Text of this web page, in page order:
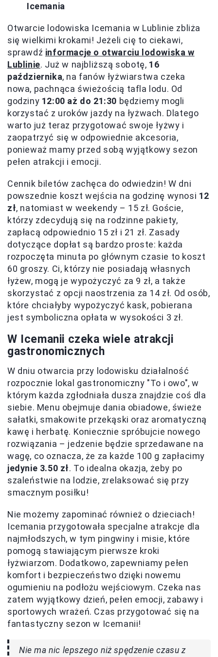
Icemania
Otwarcie lodowiska Icemania w Lublinie zbliża
się wielkimi krokami! Jeżeli cię to ciekawi,
sprawdź informacje o otwarciu lodowiska w
Lublinie. Już w najbliższą sobotę, 16
października, na fanów łyżwiarstwa czeka
nowa, pachnąca świeżością tafla lodu. Od
godziny 12:00 aż do 21:30 będziemy mogli
korzystać z uroków jazdy na łyżwach. Dlatego
warto już teraz przygotować swoje łyżwy i
zaopatrzyć się w odpowiednie akcesoria,
ponieważ mamy przed sobą wyjątkowy sezon
pełen atrakcji i emocji.
Cennik biletów zachęca do odwiedzin! W dni
powszednie koszt wejścia na godzinę wynosi 12
zł, natomiast w weekendy – 15 zł. Goście,
którzy zdecydują się na rodzinne pakiety,
zapłacą odpowiednio 15 zł i 21 zł. Zasady
dotyczące dopłat są bardzo proste: każda
rozpoczęta minuta po głównym czasie to koszt
60 groszy. Ci, którzy nie posiadają własnych
łyżew, mogą je wypożyczyć za 9 zł, a także
skorzystać z opcji naostrzenia za 14 zł. Od osób,
które chciałyby wypożyczyć kask, pobierana
jest symboliczna opłata w wysokości 3 zł.
W Icemanii czeka wiele atrakcji
gastronomicznych
W dniu otwarcia przy lodowisku działalność
rozpocznie lokal gastronomiczny "To i owo", w
którym każda zgłodniała dusza znajdzie coś dla
siebie. Menu obejmuje dania obiadowe, świeże
sałatki, smakowite przekąski oraz aromatyczną
kawę i herbatę. Koniecznie spróbujcie nowego
rozwiązania – jedzenie będzie sprzedawane na
wagę, co oznacza, że za każde 100 g zapłacimy
jedynie 3.50 zł. To idealna okazja, żeby po
szaleństwie na lodzie, zrelaksować się przy
smacznym posiłku!
Nie możemy zapominać również o dzieciach!
Icemania przygotowała specjalne atrakcje dla
najmłodszych, w tym pingwiny i misie, które
pomogą stawiającym pierwsze kroki
łyżwiarzom. Dodatkowo, zapewniamy pełen
komfort i bezpieczeństwo dzięki nowemu
ogumieniu na podłożu wejściowym. Czeka nas
zatem wyjątkowy dzień, pełen emocji, zabawy i
sportowych wrażeń. Czas przygotować się na
fantastyczny sezon w Icemanii!
Nie ma nic lepszego niż spędzenie czasu z